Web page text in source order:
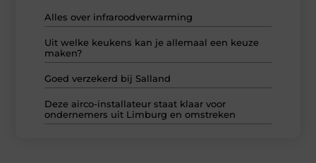
Alles over infraroodverwarming
Uit welke keukens kan je allemaal een keuze
maken?
Goed verzekerd bij Salland
Deze airco-installateur staat klaar voor
ondernemers uit Limburg en omstreken